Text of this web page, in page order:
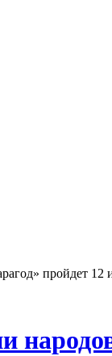
пройдет 12